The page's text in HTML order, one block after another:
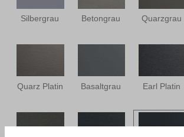
Silbergrau Betongrau Quarzgrau
Quarz Platin Basaltgrau Earl Platin